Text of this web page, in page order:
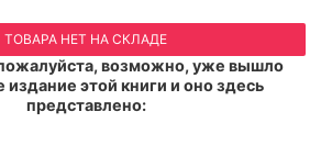
ТОВАРА НЕТ НА СКЛАДЕ
возможно, уже вышло
этой книги и оно здесь
представлено: